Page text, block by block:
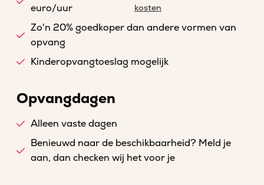
euro/uur
kosten
Zo'n 20% goedkoper dan andere vormen van
opvang
Kinderopvangtoeslag mogelijk
Opvangdagen
Alleen vaste dagen
Benieuwd naar de beschikbaarheid? Meld je
aan, dan checken wij het voor je